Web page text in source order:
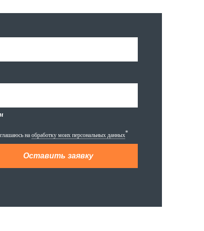
на обработку моих персональных данных*